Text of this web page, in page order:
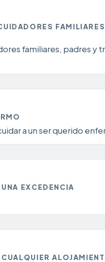
familiares, padres y
a un ser querido
EXCEDENCIA